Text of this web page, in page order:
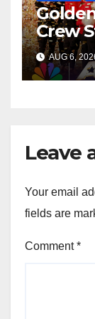
Crew
…
AUG 6,
Leave
Your email
fields are
Comment*